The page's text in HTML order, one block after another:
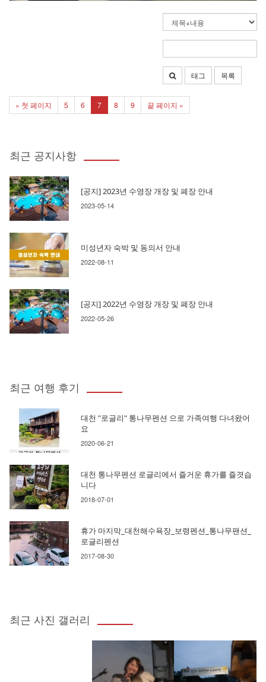
태그 목록
« 첫 페이지 5 6 7 8 9 끝 페이지 »
최근 공지사항
[공지] 2023년 수영장 개장 및 폐장 안내
2023-05-14
미성년자 숙박 및 동의서 안내
2022-08-11
[공지] 2022년 수영장 개장 및 폐장 안내
2022-05-26
최근 여행 후기
대천 "로글리" 통나무펜션 으로 가족여행 다녀왔어
요
2020-06-21
대천 통나무펜션 로글리에서 즐거운 휴가를 즐겻습
니다
2018-07-01
휴가 마지막_대천해수욕장_보령펜션_통나무팬션_
로글리펜션
2017-08-30
최근 사진 갤러리